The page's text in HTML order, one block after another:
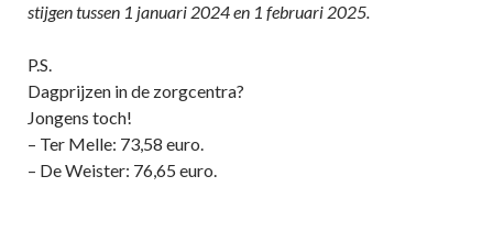
stijgen tussen 1 januari 2024 en 1 februari 2025.
P.S.
Dagprijzen in de zorgcentra?
Jongens toch!
– Ter Melle: 73,58 euro.
– De Weister: 76,65 euro.